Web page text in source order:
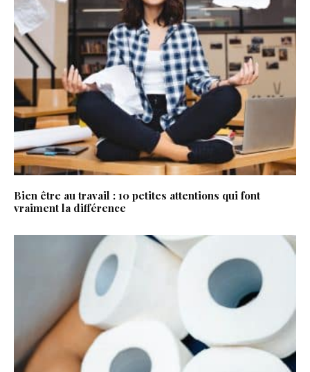
Bien être au travail : 10 petites attentions qui font
vraiment la différence